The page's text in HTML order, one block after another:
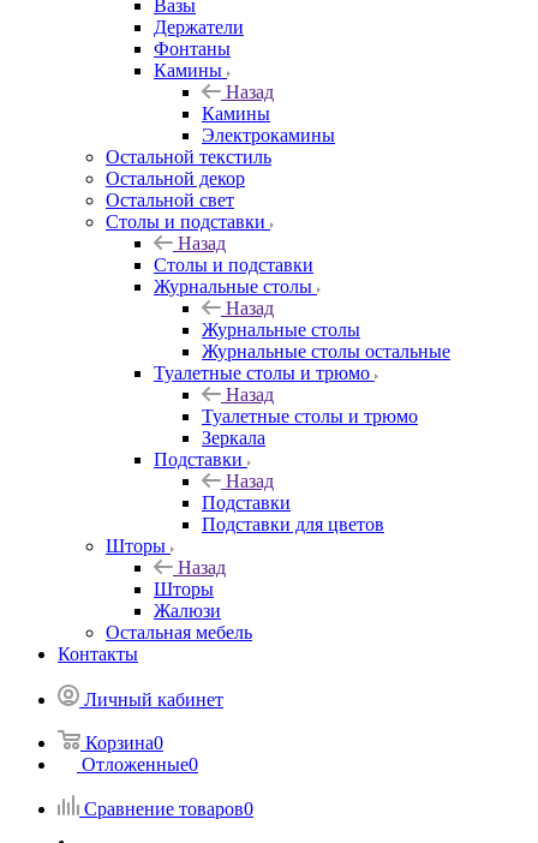
Вазы
Держатели
Фонтаны
Камины
Назад
Камины
Электрокамины
Остальной текстиль
Остальной декор
Остальной свет
Столы и подставки
Назад
Столы и подставки
Журнальные столы
Назад
Журнальные столы
Журнальные столы остальные
Туалетные столы и трюмо
Назад
Туалетные столы и трюмо
Зеркала
Подставки
Назад
Подставки
Подставки для цветов
Шторы
Назад
Шторы
Жалюзи
Остальная мебель
Контакты
Личный кабинет
Корзина0
Отложенные0
Сравнение товаров0